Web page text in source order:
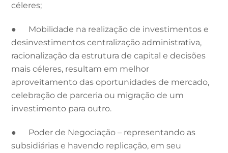
céleres;
● Mobilidade na realização de investimentos e
desinvestimentos centralização administrativa,
racionalização da estrutura de capital e decisões
mais céleres, resultam em melhor
aproveitamento das oportunidades de mercado,
celebração de parceria ou migração de um
investimento para outro.
● Poder de Negociação – representando as
subsidiárias e havendo replicação, em seu